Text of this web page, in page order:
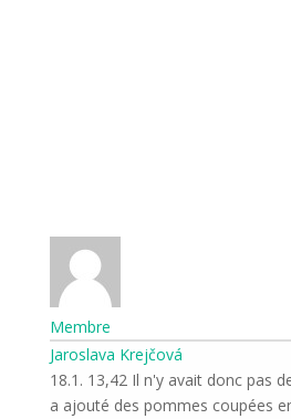
Membre
Jaroslava Krejčová
18.1. 13,42 Il n'y avait donc pas
a ajouté des pommes coupées